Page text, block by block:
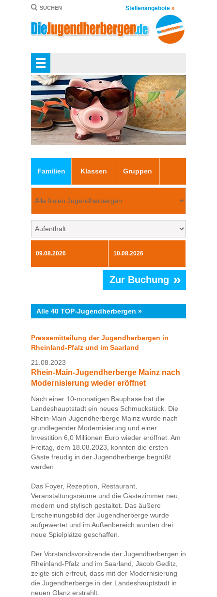
SUCHEN Stellenangebote »
Familien Klassen Gruppen
Zur Buchung »
Alle 40 TOP-Jugendherbergen »
Pressemitteilung der Jugendherbergen in
Rheinland-Pfalz und im Saarland
21.08.2023
Rhein-Main-Jugendherberge Mainz nach
Modernisierung wieder eröffnet
Nach einer 10-monatigen Bauphase hat die
Landeshauptstadt ein neues Schmuckstück. Die
Rhein-Main-Jugendherberge Mainz wurde nach
grundlegender Modernisierung und einer
Investition 6,0 Millionen Euro wieder eröffnet. Am
Freitag, dem 18.08.2023, konnten die ersten
Gäste freudig in der Jugendherberge begrüßt
werden.
Das Foyer, Rezeption, Restaurant,
Veranstaltungsräume und die Gästezimmer neu,
modern und stylisch gestaltet. Das äußere
Erscheinungsbild der Jugendherberge wurde
aufgewertet und im Außenbereich wurden drei
neue Spielplätze geschaffen.
Der Vorstandsvorsitzende der Jugendherbergen in
Rheinland-Pfalz und im Saarland, Jacob Geditz,
zeigte sich erfreut, dass mit der Modernisierung
die Jugendherberge in der Landeshauptstadt in
neuen Glanz erstrahlt.